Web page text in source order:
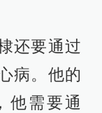
还要通过
病。他的
他需要通